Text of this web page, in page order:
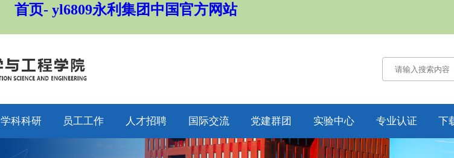
首页- yl6809永利集团中国官方网站
学科科研
通知公告
员工工作 人才招聘
招生工作
国际交流
通知公告
党建群团
通知公告
实验中心 专业认证
认证概况
下